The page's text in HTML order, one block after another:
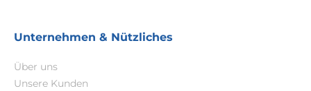
Unternehmen & Nützliches
Über uns
Unsere Kunden